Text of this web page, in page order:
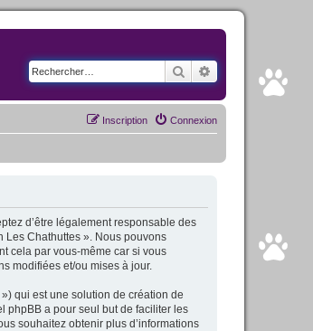
RechercherRecherche
Connexion
Inscription
d’être légalement responsable des
Les Chathuttes ». Nous pouvons
cela par vous-même car si vous
modifiées et/ou mises à jour.
qui est une solution de création de
phpBB a pour seul but de faciliter les
souhaitez obtenir plus d’informations